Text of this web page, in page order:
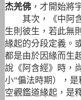
杰羌佛 ，才開始將
其次，《中阿含
生則彼生，若此無
緣起的分段定義。
都是由於因緣而生
說《阿含經》時，
小”偏法時期），
空觀鑑道緣起，是